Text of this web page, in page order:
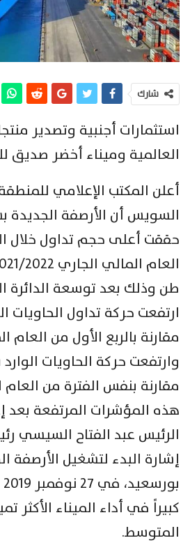
شارك
استثمارات أجنبية وتصدير
العالمية وميناء أخضر صديق
أعلن المكتب الإعلامي
السويس أن الأرصفة
حققت أعلى حجم تداول خلال
طن وذلك بعد توسعة الدائرة
مقارنة بنفس الفترة من
هذه المؤشرات المرتفعة بعد
الرئيس عبد الفتاح السيسي
إشارة البدء لتشغيل الأرصفة
كبيراً في أداء الميناء
المتوسط.